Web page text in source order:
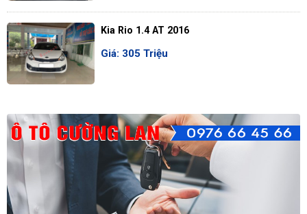
Kia Rio 1.4 AT 2016
Giá: 305 Triệu